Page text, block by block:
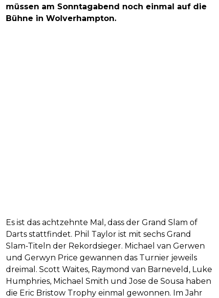
müssen am Sonntagabend noch einmal auf die
Bühne in Wolverhampton.
Es ist das achtzehnte Mal, dass der Grand Slam of
Darts stattfindet. Phil Taylor ist mit sechs Grand
Slam-Titeln der Rekordsieger. Michael van Gerwen
und Gerwyn Price gewannen das Turnier jeweils
dreimal. Scott Waites, Raymond van Barneveld, Luke
Humphries, Michael Smith und Jose de Sousa haben
die Eric Bristow Trophy einmal gewonnen. Im Jahr